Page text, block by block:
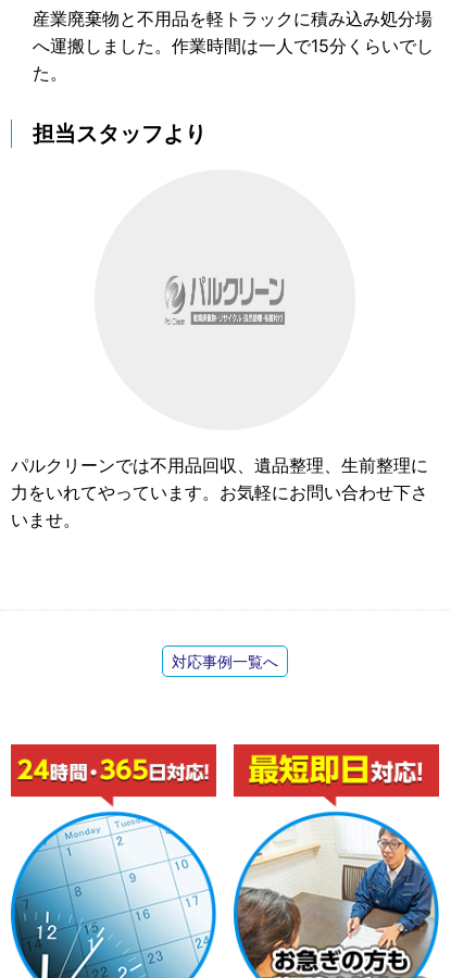
産業廃棄物と不用品を軽トラックに積み込み処分場
へ運搬しました。作業時間は一人で15分くらいでし
た。
担当スタッフより
パルクリーンでは不用品回収、遺品整理、生前整理に
力をいれてやっています。お気軽にお問い合わせ下さ
いませ。
対応事例一覧へ